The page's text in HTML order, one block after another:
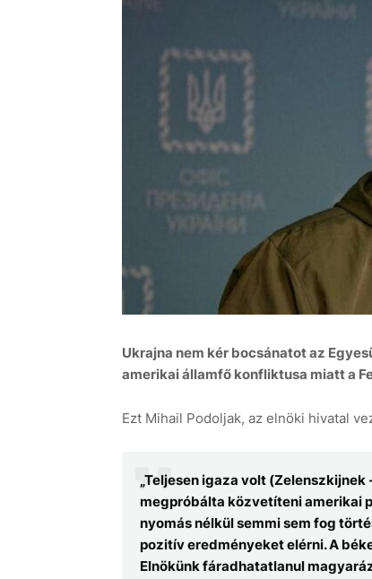
Ukrajna nem kér bocsánatot az
amerikai államfő konfliktusa miatt a
Ezt Mihail Podoljak, az elnöki hivatal
„Teljesen igaza volt
megpróbálta közvetíteni amerikai
nyomás nélkül semmi sem fog
pozitív eredményeket elérni. A
Elnökünk fáradhatatlanul